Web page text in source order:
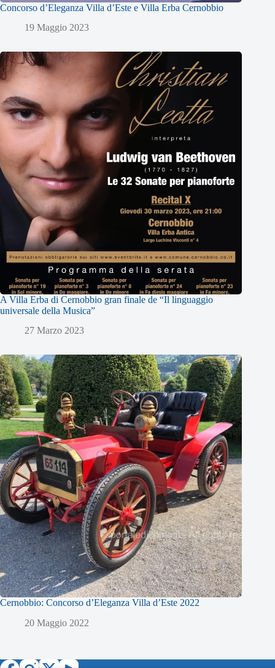
Concorso d’Eleganza Villa d’Este e Villa Erba Cernobbio
19 Maggio 2023
A Villa Erba di Cernobbio gran finale de “Il linguaggio
universale della Musica”
27 Marzo 2023
Cernobbio: Concorso d’Eleganza Villa d’Este 2022
20 Maggio 2022